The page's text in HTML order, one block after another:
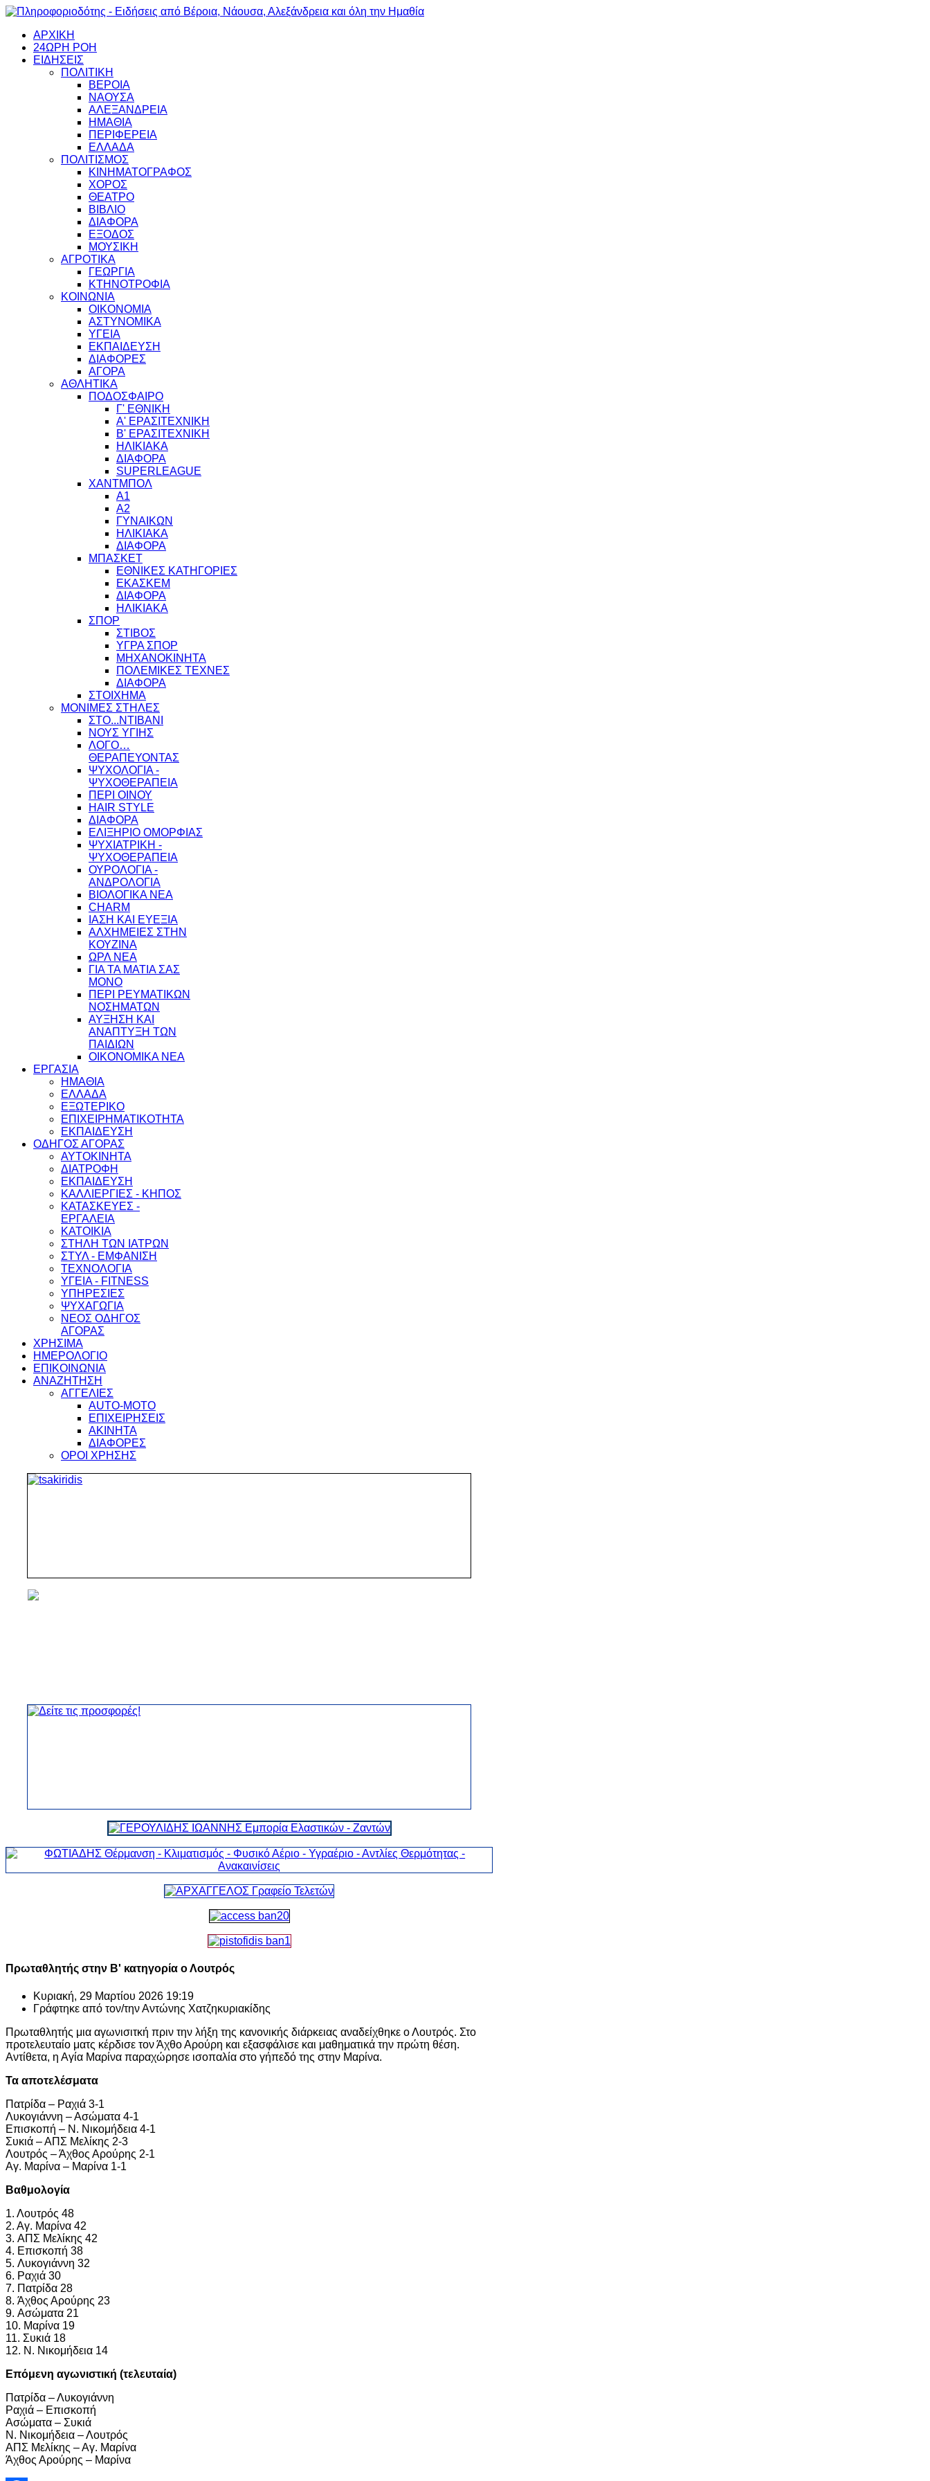
ΑΡΧΙΚΗ
24ΩΡΗ ΡΟΗ
ΕΙΔΗΣΕΙΣ
ΠΟΛΙΤΙΚΗ
ΒΕΡΟΙΑ
ΝΑΟΥΣΑ
ΑΛΕΞΑΝΔΡΕΙΑ
ΗΜΑΘΙΑ
ΠΕΡΙΦΕΡΕΙΑ
ΕΛΛΑΔΑ
ΠΟΛΙΤΙΣΜΟΣ
ΚΙΝΗΜΑΤΟΓΡΑΦΟΣ
ΧΟΡΟΣ
ΘΕΑΤΡΟ
ΒΙΒΛΙΟ
ΔΙΑΦΟΡΑ
ΕΞΟΔΟΣ
ΜΟΥΣΙΚΗ
ΑΓΡΟΤΙΚΑ
ΓΕΩΡΓΙΑ
ΚΤΗΝΟΤΡΟΦΙΑ
ΚΟΙΝΩΝΙΑ
ΟΙΚΟΝΟΜΙΑ
ΑΣΤΥΝΟΜΙΚΑ
ΥΓΕΙΑ
ΕΚΠΑΙΔΕΥΣΗ
ΔΙΑΦΟΡΕΣ
ΑΓΟΡΑ
ΑΘΛΗΤΙΚΑ
ΠΟΔΟΣΦΑΙΡΟ
Γ' ΕΘΝΙΚΗ
Α' ΕΡΑΣΙΤΕΧΝΙΚΗ
Β' ΕΡΑΣΙΤΕΧΝΙΚΗ
ΗΛΙΚΙΑΚΑ
ΔΙΑΦΟΡΑ
SUPERLEAGUE
ΧΑΝΤΜΠΟΛ
Α1
Α2
ΓΥΝΑΙΚΩΝ
ΗΛΙΚΙΑΚΑ
ΔΙΑΦΟΡΑ
ΜΠΑΣΚΕΤ
ΕΘΝΙΚΕΣ ΚΑΤΗΓΟΡΙΕΣ
ΕΚΑΣΚΕΜ
ΔΙΑΦΟΡΑ
ΗΛΙΚΙΑΚΑ
ΣΠΟΡ
ΣΤΙΒΟΣ
ΥΓΡΑ ΣΠΟΡ
ΜΗΧΑΝΟΚΙΝΗΤΑ
ΠΟΛΕΜΙΚΕΣ ΤΕΧΝΕΣ
ΔΙΑΦΟΡΑ
ΣΤΟΙΧΗΜΑ
ΜΟΝΙΜΕΣ ΣΤΗΛΕΣ
ΣΤΟ...ΝΤΙΒΑΝΙ
ΝΟΥΣ ΥΓΙΗΣ
ΛΟΓΟ…
ΘΕΡΑΠΕΥΟΝΤΑΣ
ΨΥΧΟΛΟΓΙΑ -
ΨΥΧΟΘΕΡΑΠΕΙΑ
ΠΕΡΙ ΟΙΝΟΥ
HAIR STYLE
ΔΙΑΦΟΡΑ
ΕΛΙΞΗΡΙΟ ΟΜΟΡΦΙΑΣ
ΨΥΧΙΑΤΡΙΚΗ -
ΨΥΧΟΘΕΡΑΠΕΙΑ
ΟΥΡΟΛΟΓΙΑ -
ΑΝΔΡΟΛΟΓΙΑ
ΒΙΟΛΟΓΙΚΑ ΝΕΑ
CHARM
ΙΑΣΗ ΚΑΙ ΕΥΕΞΙΑ
ΑΛΧΗΜΕΙΕΣ ΣΤΗΝ
ΚΟΥΖΙΝΑ
ΩΡΛ ΝEA
ΓΙΑ ΤΑ ΜΑΤΙΑ ΣΑΣ
ΜΟΝΟ
ΠΕΡΙ ΡΕΥΜΑΤΙΚΩΝ
ΝΟΣΗΜΑΤΩΝ
ΑΥΞΗΣΗ ΚΑΙ
ΑΝΑΠΤΥΞΗ ΤΩΝ
ΠΑΙΔΙΩΝ
ΟΙΚΟΝΟΜΙΚΑ ΝΕΑ
ΕΡΓΑΣΙΑ
ΗΜΑΘΙΑ
ΕΛΛΑΔΑ
ΕΞΩΤΕΡΙΚΟ
ΕΠΙΧΕΙΡΗΜΑΤΙΚΟΤΗΤΑ
ΕΚΠΑΙΔΕΥΣΗ
ΟΔΗΓΟΣ ΑΓΟΡΑΣ
ΑΥΤΟΚΙΝΗΤΑ
ΔΙΑΤΡΟΦΗ
ΕΚΠΑΙΔΕΥΣΗ
ΚΑΛΛΙΕΡΓΙΕΣ - ΚΗΠΟΣ
ΚΑΤΑΣΚΕΥΕΣ -
ΕΡΓΑΛΕΙΑ
ΚΑΤΟΙΚΙΑ
ΣΤΗΛΗ ΤΩΝ ΙΑΤΡΩΝ
ΣΤΥΛ - ΕΜΦΑΝΙΣΗ
ΤΕΧΝΟΛΟΓΙΑ
ΥΓΕΙΑ - FITNESS
ΥΠΗΡΕΣΙΕΣ
ΨΥΧΑΓΩΓΙΑ
ΝΕΟΣ ΟΔΗΓΟΣ
ΑΓΟΡΑΣ
ΧΡΗΣΙΜΑ
ΗΜΕΡΟΛΟΓΙΟ
ΕΠΙΚΟΙΝΩΝΙΑ
ΑΝΑΖΗΤΗΣΗ
ΑΓΓΕΛΙΕΣ
AUTO-MOTO
ΕΠΙΧΕΙΡΗΣΕΙΣ
ΑΚΙΝΗΤΑ
ΔΙΑΦΟΡΕΣ
ΟΡΟΙ ΧΡΗΣΗΣ
Πρωταθλητής στην Β' κατηγορία ο Λουτρός
Κυριακή, 29 Μαρτίου 2026 19:19
Γράφτηκε από τον/τηνΑντώνης Χατζηκυριακίδης
Πρωταθλητής μια αγωνισιτκή πριν την λήξη της κανονικής διάρκειας αναδείχθηκε ο Λουτρός. Στο
προτελευταίο ματς κέρδισε τον Άχθο Αρούρη και εξασφάλισε και μαθηματικά την πρώτη θέση.
Αντίθετα, η Αγία Μαρίνα παραχώρησε ισοπαλία στο γήπεδό της στην Μαρίνα.
Τα αποτελέσματα
Πατρίδα – Ραχιά 3-1
Λυκογιάννη – Ασώματα 4-1
Επισκοπή – Ν. Νικομήδεια 4-1
Συκιά – ΑΠΣ Μελίκης 2-3
Λουτρός – Άχθος Αρούρης 2-1
Αγ. Μαρίνα – Μαρίνα 1-1
Βαθμολογία
1. Λουτρός 48
2. Αγ. Μαρίνα 42
3. ΑΠΣ Μελίκης 42
4. Επισκοπή 38
5. Λυκογιάννη 32
6. Ραχιά 30
7. Πατρίδα 28
8. Άχθος Αρούρης 23
9. Ασώματα 21
10. Μαρίνα 19
11. Συκιά 18
12. Ν. Νικομήδεια 14
Επόμενη αγωνιστική (τελευταία)
Πατρίδα – Λυκογιάννη
Ραχιά – Επισκοπή
Ασώματα – Συκιά
Ν. Νικομήδεια – Λουτρός
ΑΠΣ Μελίκης – Αγ. Μαρίνα
Άχθος Αρούρης – Μαρίνα